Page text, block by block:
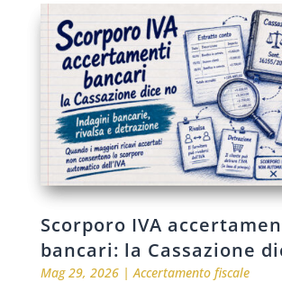
Scorporo IVA
bancari: la Cassazione
Mag 29, 2026|Accertamento fiscale